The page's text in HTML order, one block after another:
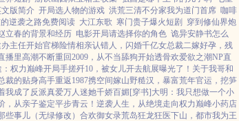
版简介 开局选人物的游戏 洪荒三清不分家我为道门首席 咖啡
逆袭之路免费阅读 大江东歌 寒门贵子爆火短剧
穿到修仙界炮
立春的背景和经历 电影开局请选择你的角色 诡异安静书怎么
主任开始官梯险情相亲认错人，闪婚千亿女总裁二嫁好孕，残
播里高潮不断重回2009，从不当舔狗开始透骨欢爱欲之潮NP直
：权力巅峰开局手搓歼10，被女儿开去航展曝光了！ 关于我哥和
裁的贴身高手重返1987携空间嫁山野糙汉，暴富荒年官运，挖笋
我成了反派真爱万人迷她千娇百媚[穿书] 大明：我只想做一个小
，从亲子鉴定平步青云！ 逆袭人生，从绝境走向权力巅峰小药店
些事儿（无绿修改） 合欢御女录荒岛狂龙狂医下山，都市我为王